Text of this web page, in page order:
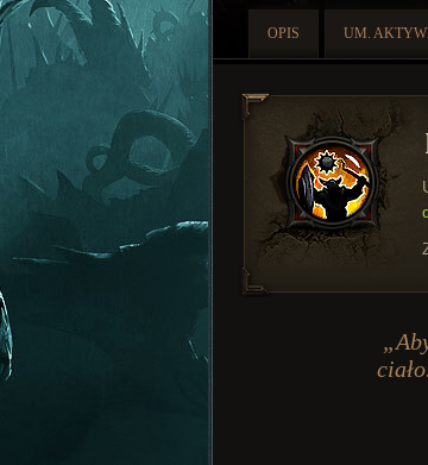
OPIS UM.